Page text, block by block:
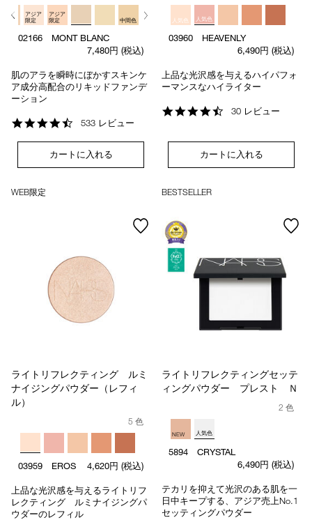
アジア
アジア
限定
アジア
限定
中間色
02166 MONT BLANC
7,480円 (税込)
肌のアラを瞬時にぼかすスキンケ
ア成分高配合のリキッドファンデ
ーション
4.6
rating
533 レビュー
カートに入れる
人気色 人気色
03960 HEAVENLY
6,490円 (税込)
上品な光沢感を与えるハイパフォ
ーマンスなハイライター
4.6
30 レビュー
カートに入れる
WEB限定
ライトリフレクティング ルミ
ナイジングパウダー（レフィ
ル）
5 色
03959 EROS 4,620円 (税込)
上品な光沢感を与えるライトリフ
レクティング ルミナイジングパ
ウダーのレフィル
BESTSELLER
ライトリフレクティングセッテ
ィングパウダー プレスト Ｎ
2 色
NEW 人気色
5894 CRYSTAL
6,490円 (税込)
テカリを抑えて光沢のある肌を一
日中キープする、アジア売上No.1
セッティングパウダー